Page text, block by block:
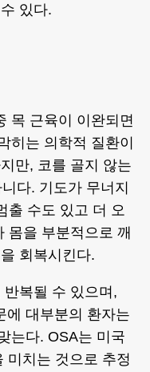
있다.
목 근육이 이완되면
히는 의학적 질환이
만, 코를 골지 않는
다. 기도가 무너지
출 수도 있고 더 오
몸을 부분적으로 깨
회복시킨다.
복될 수 있으며,
에 대부분의 환자는
는다. OSA는 미국
미치는 것으로 추정